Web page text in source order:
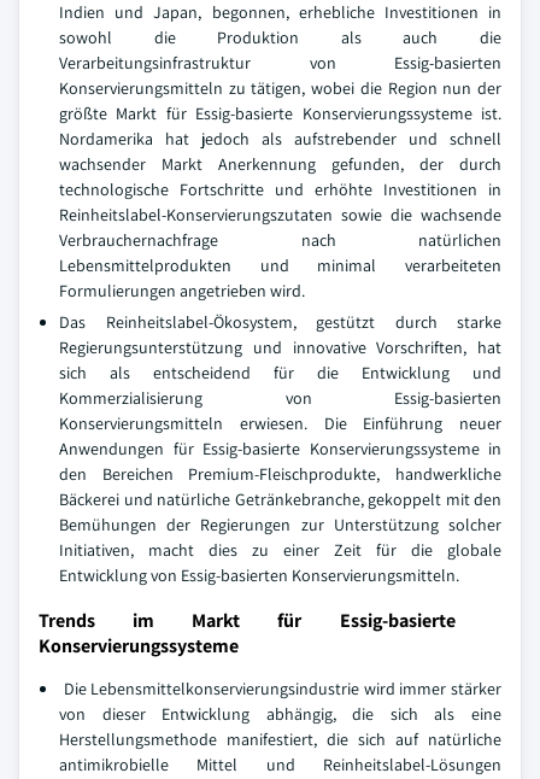
Indien und Japan, begonnen, erhebliche Investitionen in
sowohl die Produktion als auch die
Verarbeitungsinfrastruktur von Essig-basierten
Konservierungsmitteln zu tätigen, wobei die Region nun der
größte Markt für Essig-basierte Konservierungssysteme ist.
Nordamerika hat jedoch als aufstrebender und schnell
wachsender Markt Anerkennung gefunden, der durch
technologische Fortschritte und erhöhte Investitionen in
Reinheitslabel-Konservierungszutaten sowie die wachsende
Verbrauchernachfrage nach natürlichen
Lebensmittelprodukten und minimal verarbeiteten
Formulierungen angetrieben wird.
Das Reinheitslabel-Ökosystem, gestützt durch starke
Regierungsunterstützung und innovative Vorschriften, hat
sich als entscheidend für die Entwicklung und
Kommerzialisierung von Essig-basierten
Konservierungsmitteln erwiesen. Die Einführung neuer
Anwendungen für Essig-basierte Konservierungssysteme in
den Bereichen Premium-Fleischprodukte, handwerkliche
Bäckerei und natürliche Getränkebranche, gekoppelt mit den
Bemühungen der Regierungen zur Unterstützung solcher
Initiativen, macht dies zu einer Zeit für die globale
Entwicklung von Essig-basierten Konservierungsmitteln.
Trends im Markt für Essig-basierte
Konservierungssysteme
Die Lebensmittelkonservierungsindustrie wird immer stärker
von dieser Entwicklung abhängig, die sich als eine
Herstellungsmethode manifestiert, die sich auf natürliche
antimikrobielle Mittel und Reinheitslabel-Lösungen